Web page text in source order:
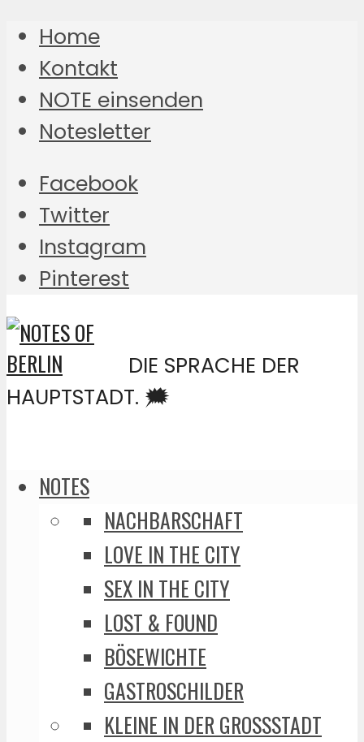
Home
Kontakt
NOTE einsenden
Notesletter
Facebook
Twitter
Instagram
Pinterest
DIE SPRACHE DER
HAUPTSTADT. 🗯️
NOTES
NACHBARSCHAFT
LOVE IN THE CITY
SEX IN THE CITY
LOST & FOUND
BÖSEWICHTE
GASTROSCHILDER
KLEINE IN DER GROSSSTADT